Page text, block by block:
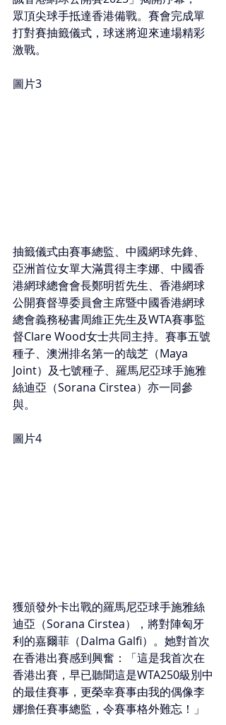
眾頂尖球手抵達香港備戰。賽會完成單
打對賽抽籤儀式，球迷將迎來連場精彩
激戰。
圖片3
抽籤儀式由賽事總監、中國網球先鋒、
亞洲首位女單大滿貫得主李娜、中國香
港網球總會會長鄭明哲先生、香港網球
公開賽督導委員會主席暨中國香港網球
總會義務秘書周維正先生及WTA賽事監
督Clare Wood女士共同主持。賽事五號
種子、澳洲排名第一的哉芝（Maya
Joint）及七號種子、羅馬尼亞球手施雅
絲迪亞（Sorana Cirstea）亦一同參
與。
圖片4
獲頒發外卡出戰的羅馬尼亞球手施雅絲
迪亞（Sorana Cirstea），將對陣匈牙
利的嘉爾菲（Dalma Galfi）。她對首次
在香港出賽感到興奮：「這是我首次在
香港出賽，早已聽聞這是WTA250級別中
的最佳賽事，更榮幸賽事由我的偶像李
娜擔任賽事總監，令賽事格外難忘！」